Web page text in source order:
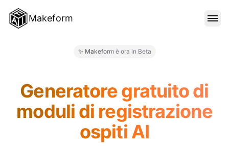
Makeform
BLOG
✨ Makeform è ora in Beta
Generatore gratuito di
moduli di registrazione
ospiti AI